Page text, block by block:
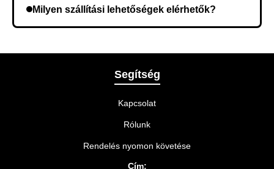
meg a rendelést.
Milyen szállítási lehetőségek elérhetők?
legmegfelelőbb szállítási módot.
Segítség
Kapcsolat
Rólunk
Rendelés nyomon követése
Cím: